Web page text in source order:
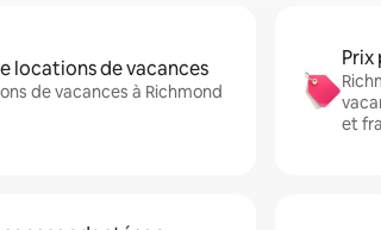
locations de vacances
de vacances à Richmond
Prix
et